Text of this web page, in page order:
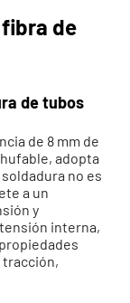
de
de tubos
de 8 mm de
adopta
no es
a un
y
interna,
tracción,